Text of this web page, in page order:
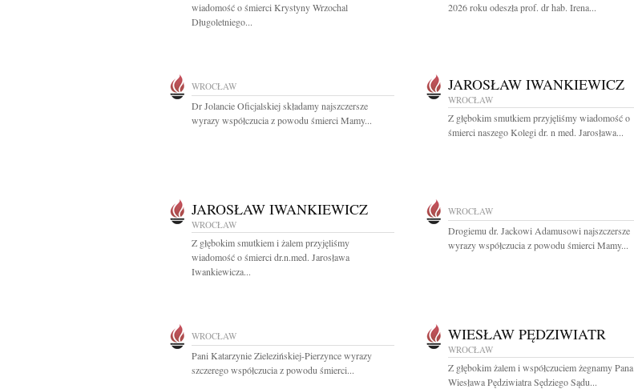
wiadomość o śmierci Krystyny Wrzochal
Długoletniego...
2026 roku odeszła prof. dr hab. Irena...
WROCŁAW
Dr Jolancie Oficjalskiej składamy najszczersze
wyrazy współczucia z powodu śmierci Mamy...
JAROSŁAW IWANKIEWICZ
WROCŁAW
Z głębokim smutkiem przyjęliśmy wiadomość o
śmierci naszego Kolegi dr. n med. Jarosława...
JAROSŁAW IWANKIEWICZ
WROCŁAW
Z głębokim smutkiem i żalem przyjęliśmy
wiadomość o śmierci dr.n.med. Jarosława
Iwankiewicza...
WROCŁAW
Drogiemu dr. Jackowi Adamusowi najszczersze
wyrazy współczucia z powodu śmierci Mamy...
WROCŁAW
Pani Katarzynie Zielezińskiej-Pierzynce wyrazy
szczerego współczucia z powodu śmierci...
WIESŁAW PĘDZIWIATR
WROCŁAW
Z głębokim żalem i współczuciem żegnamy Pana
Wiesława Pędziwiatra Sędziego Sądu...